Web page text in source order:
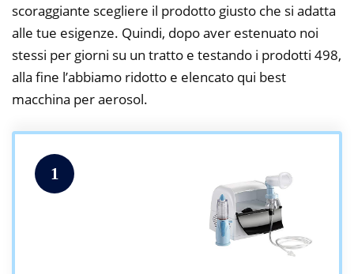
scoraggiante scegliere il prodotto giusto che si adatta
alle tue esigenze. Quindi, dopo aver estenuato noi
stessi per giorni su un tratto e testando i prodotti 498,
alla fine l’abbiamo ridotto e elencato qui best
macchina per aerosol.
1